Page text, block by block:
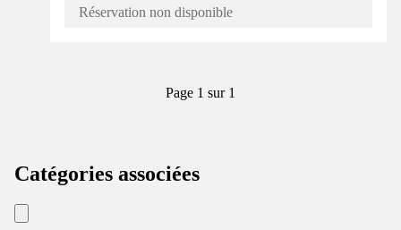
Réservation non disponible
Page 1 sur 1
Catégories associées